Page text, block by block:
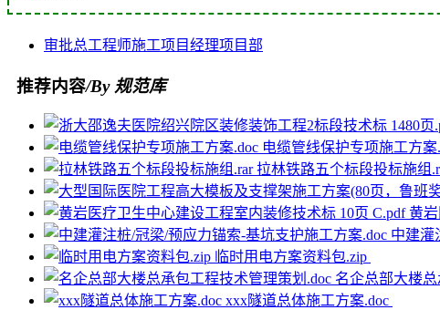
审批总工程师施工项目经理项目部
推荐内容/By 规范库
电缆管线保护专项施工方案
拉林铁路五个标段投标施组
黄
中建灌
临时用电方案资料包.zip
名企总部大楼
xxx隧道总体施工方案.doc